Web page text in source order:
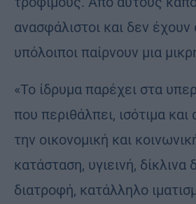
ανασφάλιστοι και δεν
υπόλοιποι παίρνουν μια
«Το ίδρυμα παρέχει στα
που περιθάλπει, ισότιμα
την οικονομική και
κατάσταση, υγιεινή, δίκλινα
διατροφή, κατάλληλο